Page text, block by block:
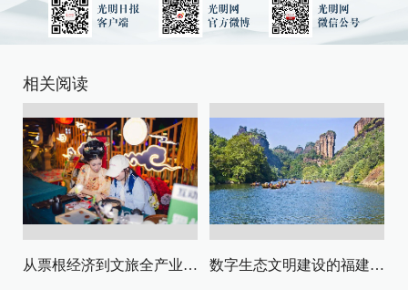
相关阅读
从票根经济到文旅全产业链升级 数字生态文明建设的福建路径与启示